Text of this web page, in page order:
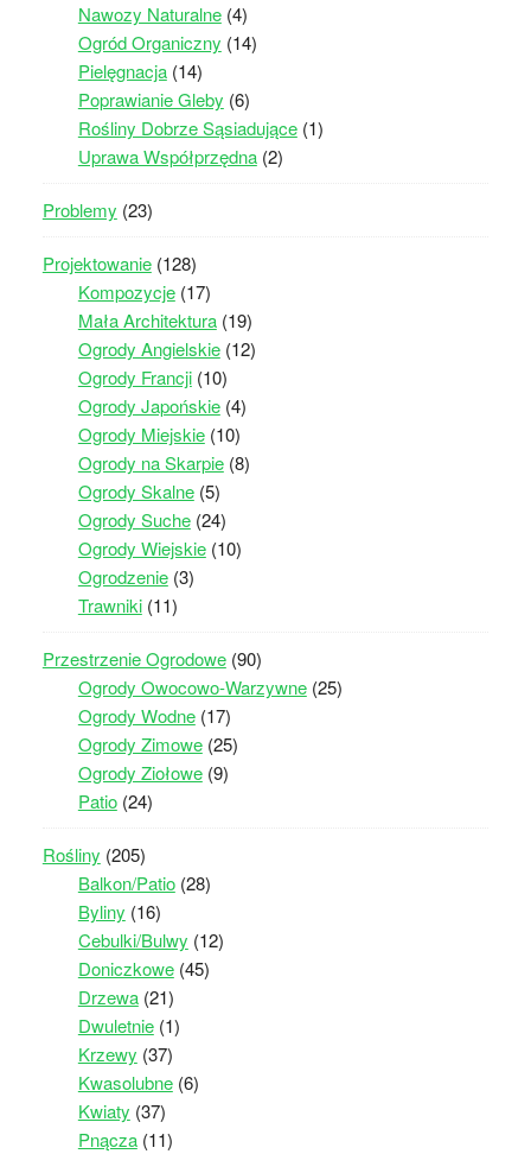
Nawozy Naturalne(4)
Ogród Organiczny (14)
Pielęgnacja(14)
Poprawianie Gleby (6)
Rośliny Dobrze Sąsiadujące(1)
Uprawa Współprzędna(2)
Problemy (23)
Projektowanie(128)
Kompozycje(17)
Mała Architektura(19)
Ogrody Angielskie(12)
Ogrody Francji(10)
Ogrody Japońskie(4)
Ogrody Miejskie(10)
Ogrody na Skarpie(8)
Ogrody Skalne(5)
Ogrody Suche(24)
Ogrody Wiejskie(10)
Ogrodzenie(3)
Trawniki(11)
Przestrzenie Ogrodowe(90)
Ogrody Owocowo-Warzywne(25)
Ogrody Wodne(17)
Ogrody Zimowe(25)
Ogrody Ziołowe(9)
Patio(24)
Rośliny (205)
Balkon/Patio(28)
Byliny (16)
Cebulki/Bulwy (12)
Doniczkowe(45)
Drzewa(21)
Dwuletnie(1)
Krzewy (37)
Kwasolubne(6)
Kwiaty (37)
Pnącza(11)